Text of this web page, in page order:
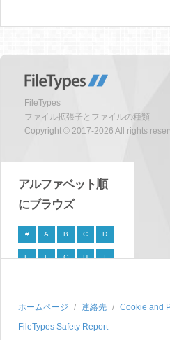
FileTypes
ファイル拡張子とファイルの種類
Copyright © 2017-2026 All rights
アルファベット順
にブラウズ
# A B C D
E F G H I
P Q R S
T U V W X
ホームページ 連絡先
Cookie and
FileTypes Safety Report